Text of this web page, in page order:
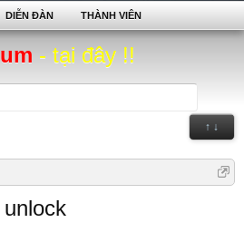
- tại đây !!
↑ ↓
DIỄN ĐÀN THÀNH VIÊN